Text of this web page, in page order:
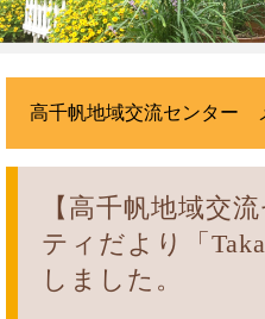
【高千帆地域交
ティだより「
しました。
高千帆地域交流センター